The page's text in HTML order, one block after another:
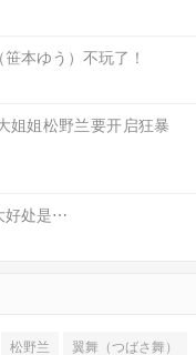
本ゆう）不玩了！
姐姐松野兰要开启狂暴
好处是⋯
松野兰 翼舞（つばさ舞）